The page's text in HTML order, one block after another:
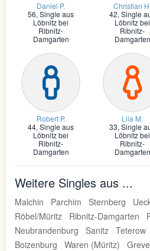
Daniel P.
56, Single aus
Löbnitz bei
Ribnitz-
Damgarten
Christian H.
42, Single
Löbnitz bei
Ribnitz-
Damgarten
Robert P.
44, Single aus
Löbnitz bei
Ribnitz-
Damgarten
Lila M.
33, Single
Löbnitz bei
Ribnitz-
Damgarten
Weitere Singles aus ...
Malchin Parchim Sternberg
Röbel/Müritz
Ribnitz-Damgarten
Neubrandenburg
Sanitz Teterow
Boizenburg
Waren (Müritz)